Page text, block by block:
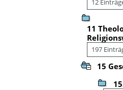
12
11
197
15